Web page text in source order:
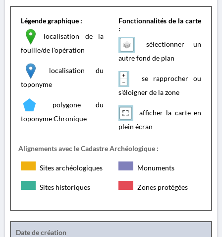
Légende graphique :
localisation de la
fouille/de l'opération
localisation du
toponyme
polygone du
toponyme Chronique
Fonctionnalités de la carte
:
sélectionner un
autre fond de plan
se rapprocher ou
s'éloigner de la zone
afficher la carte en
plein écran
Alignements avec le Cadastre Archéologique :
Sites archéologiques Monuments
Sites historiques Zones protégées
Date de création